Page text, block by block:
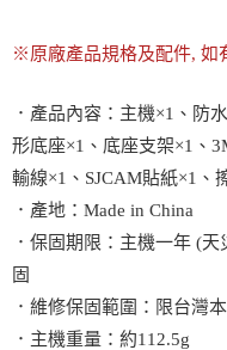
※原廠產品規格及配件, 如
．產品內容：主機×1、防
形底座×1、底座支架×1、
輸線×1、SJCAM貼紙×1、
．產地：Made in China
．保固期限：主機一年 (
固
．維修保固範圍：限台灣
．主機重量：約112.5g